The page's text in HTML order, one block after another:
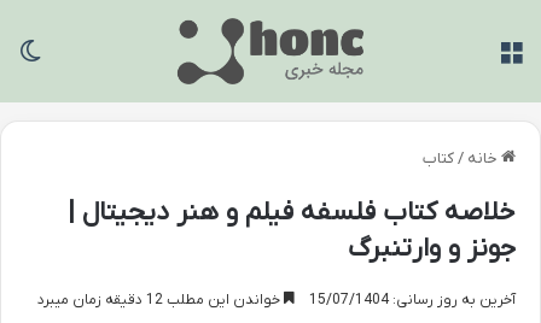
خانه /کتاب
خلاصه کتاب فلسفه فیلم و هنر دیجیتال |
جونز و وارتنبرگ
آخرین به روز رسانی: 15/07/1404 خواندن این مطلب 12 دقیقه زمان میبرد